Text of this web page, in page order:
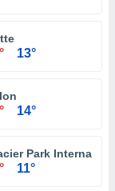
Airport
13°
14°
Park
11°